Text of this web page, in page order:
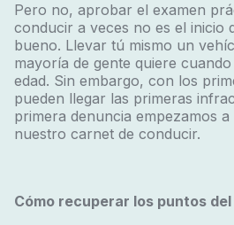
Pero no, aprobar el examen
conducir a veces no es el inicio
bueno. Llevar tú mismo un
mayoría de gente quiere
edad. Sin embargo, con los
pueden llegar las primeras
primera denuncia empezamos
nuestro carnet de conducir.
Cómo recuperar los puntos